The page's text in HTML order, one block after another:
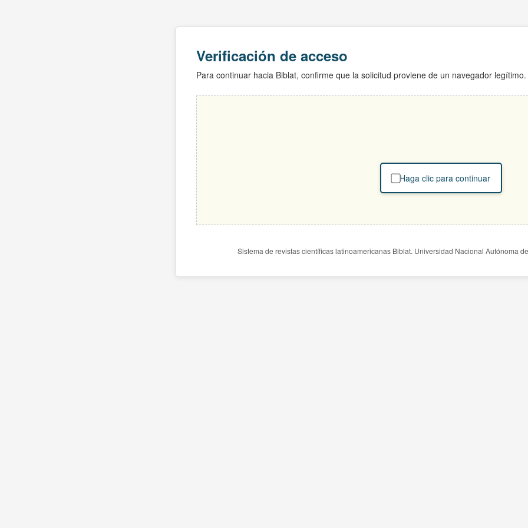
Verificación de acceso
Para continuar hacia Biblat, confirme que la solicitud proviene de un navegador legítimo.
Haga clic para continuar
Sistema de revistas científicas latinoamericanas Biblat. Universidad Nacional Autónoma